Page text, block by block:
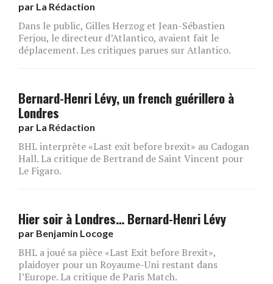
par La Rédaction
Dans le public, Gilles Herzog et Jean-Sébastien
Ferjou, le directeur d’Atlantico, avaient fait le
déplacement. Les critiques parues sur Atlantico.
Bernard-Henri Lévy, un french guérillero à
Londres
par La Rédaction
BHL interprète «Last exit before brexit» au Cadogan
Hall. La critique de Bertrand de Saint Vincent pour
Le Figaro.
Hier soir à Londres… Bernard-Henri Lévy
par Benjamin Locoge
BHL a joué sa pièce «Last Exit before Brexit»,
plaidoyer pour un Royaume-Uni restant dans
l’Europe. La critique de Paris Match.